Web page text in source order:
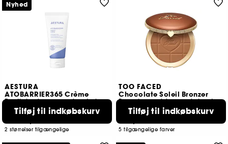
AESTURA
ATOBARRIER365 Crème
Fugtighedscreme, der styrker hudbarrieren
1032
2 størrelser tilgængelige
Tilføj til indkøbskurv
Nyhed
TOO FACED
Chocolate Soleil Bronzer
Bronzingpudder med sløret, mat finish
31
309,00 KR
5 tilgængelige farver
Tilføj til indkøbskurv